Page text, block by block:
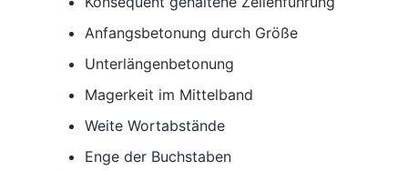
Anfangsbetonung durch Größe
Unterlängenbetonung
Magerkeit im Mittelband
Weite Wortabstände
Enge der Buchstaben